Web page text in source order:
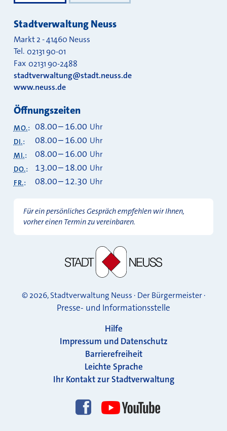
Stadtverwaltung Neuss
Markt 2-41460 Neuss
Tel. 02131 90-01
Fax 02131 90-2488
stadtverwaltung@stadt.neuss.de
www.neuss.de
Öffnungszeiten
MO.: 08.00–16.00 Uhr
DI.: 08.00–16.00 Uhr
MI.: 08.00–16.00 Uhr
DO.: 13.00–18.00 Uhr
FR.: 08.00–12.30 Uhr
Für ein persönliches Gespräch empfehlen wir Ihnen,
vorher einen Termin zu vereinbaren.
© 2026, Stadtverwaltung Neuss · Der Bürgermeister ·
Presse- und Informationsstelle
Hilfe
Impressum und Datenschutz
Barrierefreiheit
Leichte Sprache
Ihr Kontakt zur Stadtverwaltung
Folgen Sie uns!